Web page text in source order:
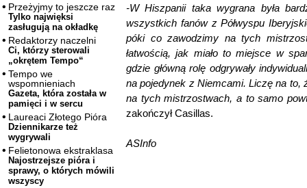
Przeżyjmy to jeszcze raz
Tylko najwięksi
zasługują na okładkę
Redaktorzy naczelni
Ci, którzy sterowali
„okrętem Tempo“
Tempo we
wspomnieniach
Gazeta, która została w
pamięci i w sercu
Laureaci Złotego Pióra
Dziennikarze też
wygrywali
Felietonowa ekstraklasa
Najostrzejsze pióra i
sprawy, o których mówili
wszyscy
-W Hiszpanii taka wygrana była
wszystkich fanów z Półwyspu
póki co zawodzimy na tych
łatwością, jak miało to miejsce w
gdzie główną rolę odgrywały
na pojedynek z Niemcami. Liczę na to,
na tych mistrzostwach, a to samo
zakończył Casillas.
ASInfo